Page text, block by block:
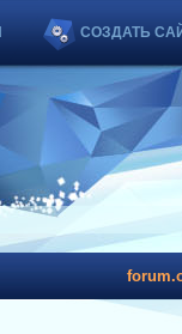
СОЗДАТЬ